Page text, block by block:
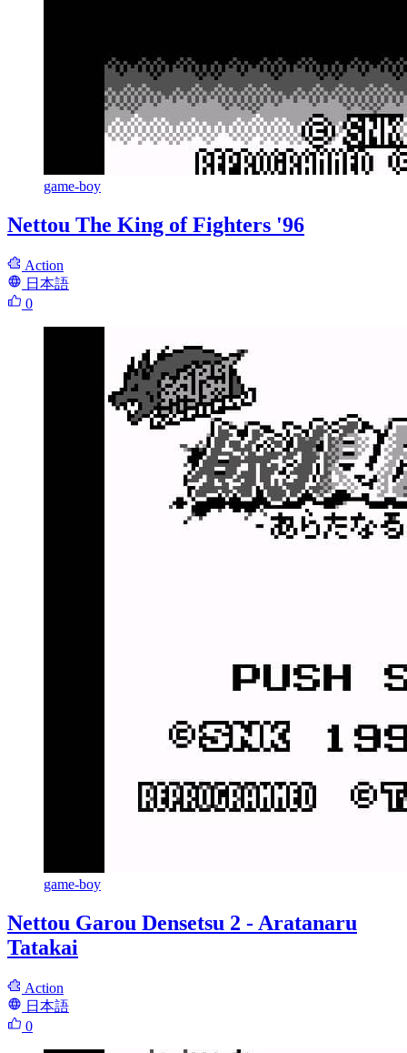
game-boy
Nettou The King of Fighters '96
Action
日本語
0
game-boy
Nettou Garou Densetsu 2 - Aratanaru
Tatakai
Action
日本語
0